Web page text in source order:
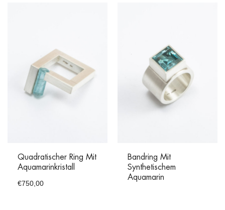
Quadratischer Ring Mit
Aquamarinkristall
€750,00
Bandring Mit
Synthetischem
Aquamarin